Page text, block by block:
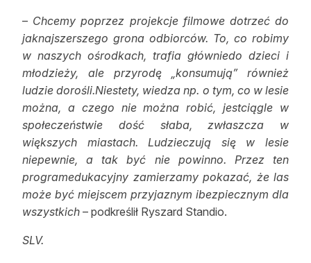
– Chcemy poprzez projekcje filmowe dotrzeć do
jaknajszerszego grona odbiorców. To, co robimy
w naszych ośrodkach, trafia główniedo dzieci i
młodzieży, ale przyrodę „konsumują” również
ludzie dorośli.Niestety, wiedza np. o tym, co w lesie
można, a czego nie można robić, jestciągle w
społeczeństwie dość słaba, zwłaszcza w
większych miastach. Ludzieczują się w lesie
niepewnie, a tak być nie powinno. Przez ten
programedukacyjny zamierzamy pokazać, że las
może być miejscem przyjaznym ibezpiecznym dla
wszystkich – podkreślił Ryszard Standio.
SLV.